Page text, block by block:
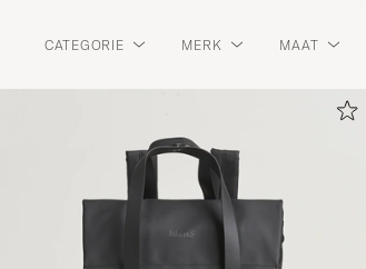
CATEGORIE MERK MAAT